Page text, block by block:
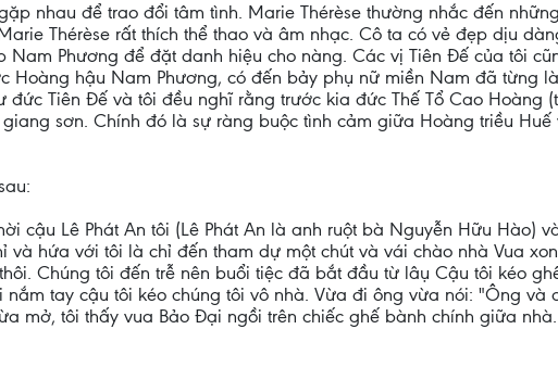
nhau để trao đổi tâm tình. Marie Thérèse thường nhắc đến
Thérèse rất thích thể thao và âm nhạc. Cô ta có vẻ đẹp dịu
Phương để đặt danh hiệu cho nàng. Các vị Tiên Đế của tôi
Hoàng hậu Nam Phương, có đến bảy phụ nữ miền Nam đã từng
Tiên Đế và tôi đều nghĩ rằng trước kia đức Thế Tổ Cao Hoàng
sơn. Chính đó là sự ràng buộc tình cảm giữa Hoàng triều
cậu Lê Phát An tôi (Lê Phát An là anh ruột bà Nguyễn Hữu Hào)
và hứa với tôi là chỉ đến tham dự một chút và vái chào nhà Vua
Chúng tôi đến trễ nên buổi tiệc đã bắt đầu từ lâụ Cậu tôi kéo
tay cậu tôi kéo chúng tôi vô nhà. Vừa đi ông vừa nói: "Ông và
mở, tôi thấy vua Bảo Đại ngồi trên chiếc ghế bành chính giữa